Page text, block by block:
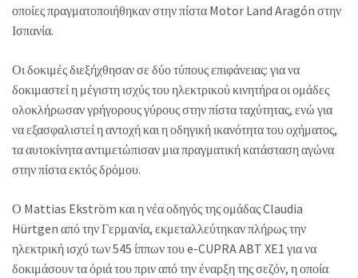
οποίες πραγματοποιήθηκαν στην πίστα Motor Land Aragón στην
Ισπανία.
Οι δοκιμές διεξήχθησαν σε δύο τύπους επιφάνειας: για να
δοκιμαστεί η μέγιστη ισχύς του ηλεκτρικού κινητήρα οι ομάδες
ολοκλήρωσαν γρήγορους γύρους στην πίστα ταχύτητας, ενώ για
να εξασφαλιστεί η αντοχή και η οδηγική ικανότητα του οχήματος,
τα αυτοκίνητα αντιμετώπισαν μια πραγματική κατάσταση αγώνα
στην πίστα εκτός δρόμου.
Ο Mattias Ekström και η νέα οδηγός της ομάδας Claudia
Hürtgen από την Γερμανία, εκμεταλλεύτηκαν πλήρως την
ηλεκτρική ισχύ των 545 ίππων του e-CUPRA ABT XE1 για να
δοκιμάσουν τα όριά του πριν από την έναρξη της σεζόν, η οποία